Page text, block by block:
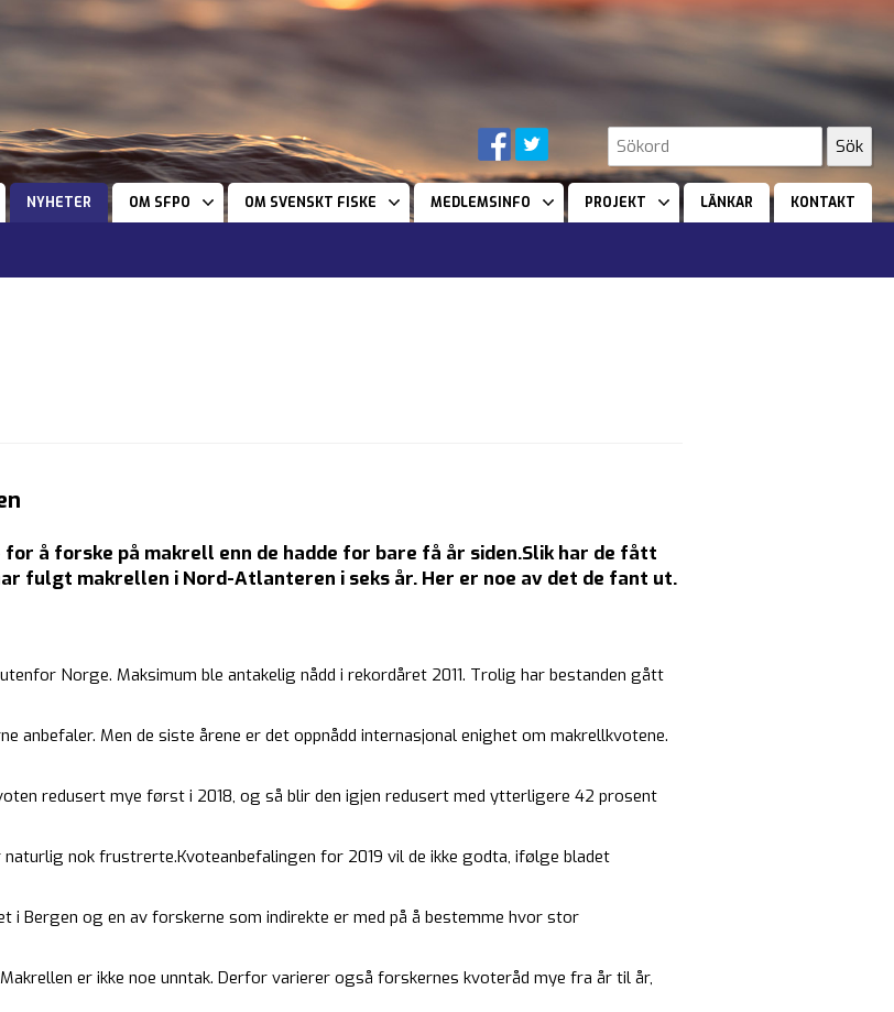
NYHETER OM SFPO OM SVENSKT FISKE MEDLEMSINFO PROJEKT LÄNKAR KONTAKT
å forske på makrell enn de hadde for bare få år siden.Slik har de fått
fulgt makrellen i Nord-Atlanteren i seks år. Her er noe av det de fant ut.
Norge. Maksimum ble antakelig nådd i rekordåret 2011. Trolig har bestanden gått
anbefaler. Men de siste årene er det oppnådd internasjonal enighet om makrellkvotene.
redusert mye først i 2018, og så blir den igjen redusert med ytterligere 42 prosent
nok frustrerte.Kvoteanbefalingen for 2019 vil de ikke godta, ifølge bladet
i Bergen og en av forskerne som indirekte er med på å bestemme hvor stor
er ikke noe unntak. Derfor varierer også forskernes kvoteråd mye fra år til år,